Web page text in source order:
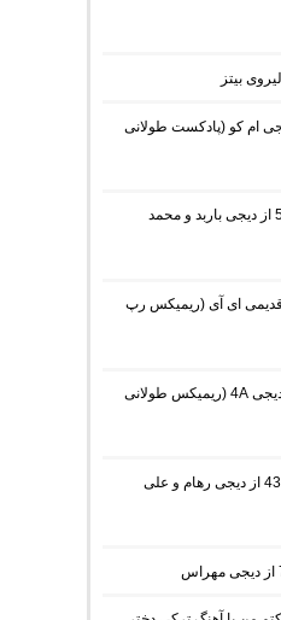
امکو 43 از دیجی ام کو (پادکست طولانی
دانلود ریمیکس تهران فیت 55 از دیجی باربد و محمد
قدیمی ای آی (ریمیکس رپ
دانلود ریمیکس گمبرون 6 از دیجی 4A (ریمیکس طولانی
دانلود ریمیکس موزیک باکس 43 از دیجی رهام و علی